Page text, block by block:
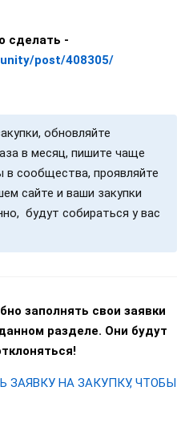
сделать -
post/408305/
обновляйте
в месяц, пишите чаще
сообщества, проявляйте
сайте и ваши закупки
будут собираться у вас
заполнять свои заявки
разделе. Они будут
ЗАЯВКУ НА ЗАКУПКУ, ЧТОБЫ